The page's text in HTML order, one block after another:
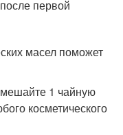
первой
масел поможет
1 чайную
косметического